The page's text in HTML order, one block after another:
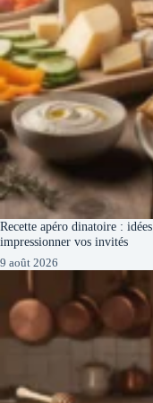
Recette apéro dinatoire :
impressionner vos invités
9 août 2026